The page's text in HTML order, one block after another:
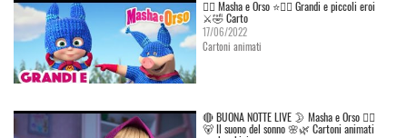
👱‍♀️ Masha e Orso ⭐🦸‍♀️ Grandi e piccoli eroi
⚔️🤣 Carto
17/06/2022
Cartoni animati
🔴 BUONA NOTTE LIVE 🌛 Masha e Orso 👱‍♀️
🐻 Il suono del sonno 🌸🌿 Cartoni animati